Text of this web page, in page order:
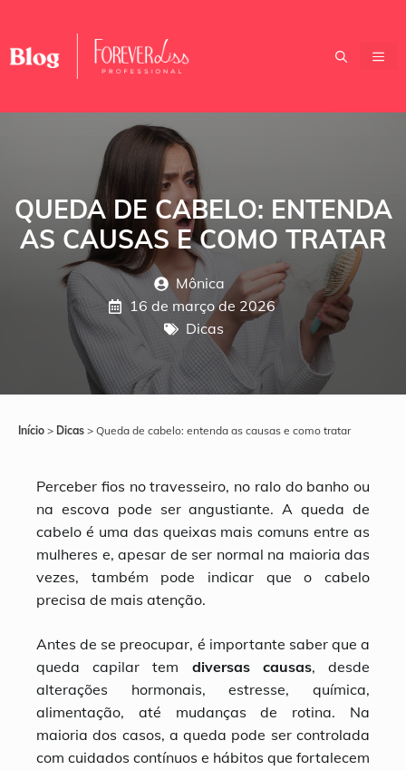
QUEDA DE CABELO: ENTENDA
AS CAUSAS E COMO TRATAR
Mônica
16 de março de 2026
Dicas
Início > Dicas > Queda de cabelo: entenda as causas e como tratar
Perceber fios no travesseiro, no ralo do banho ou
na escova pode ser angustiante. A queda de
cabelo é uma das queixas mais comuns entre as
mulheres e, apesar de ser normal na maioria das
vezes, também pode indicar que o cabelo
precisa de mais atenção.
Antes de se preocupar, é importante saber que a
queda capilar tem diversas causas, desde
alterações hormonais, estresse, química,
alimentação, até mudanças de rotina. Na
maioria dos casos, a queda pode ser controlada
com cuidados contínuos e hábitos que fortalecem